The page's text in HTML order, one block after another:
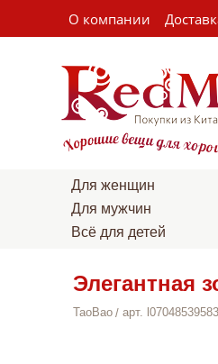
О компании
Для женщин
Для мужчин
Всё для детей
Элегантная
TaoBao арт.